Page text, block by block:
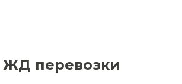
ЖД перевозки